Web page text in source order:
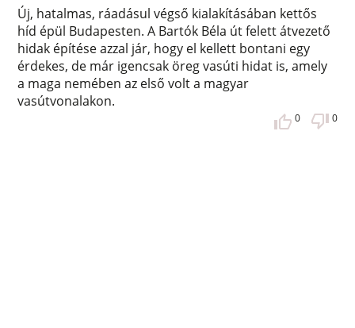
Új, hatalmas, ráadásul végső kialakításában kettős
híd épül Budapesten. A Bartók Béla út felett átvezető
hidak építése azzal jár, hogy el kellett bontani egy
érdekes, de már igencsak öreg vasúti hidat is, amely
a maga nemében az első volt a magyar
vasútvonalakon.
0 0